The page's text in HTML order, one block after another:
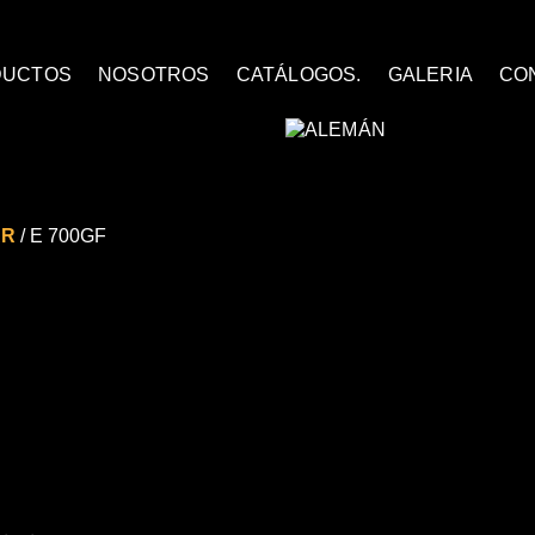
NOSOTROS CATÁLOGOS. GALERIA
/ E 700GF